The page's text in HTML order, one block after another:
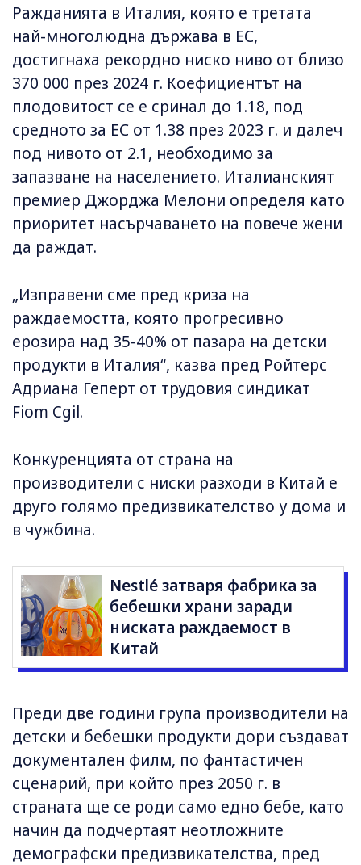
Ражданията в Италия, която е третата
най-многолюдна държава в ЕС,
достигнаха рекордно ниско ниво от близо
370 000 през 2024 г. Коефициентът на
плодовитост се е сринал до 1.18, под
средното за ЕС от 1.38 през 2023 г. и далеч
под нивото от 2.1, необходимо за
запазване на населението. Италианският
премиер Джорджа Мелони определя като
приоритет насърчаването на повече жени
да раждат.
„Изправени сме пред криза на
раждаемостта, която прогресивно
ерозира над 35-40% от пазара на детски
продукти в Италия“, казва пред Ройтерс
Адриана Геперт от трудовия синдикат
Fiom Cgil.
Конкуренцията от страна на
производители с ниски разходи в Китай е
друго голямо предизвикателство у дома и
в чужбина.
Nestlé затваря фабрика за
бебешки храни заради
ниската раждаемост в
Китай
Преди две години група производители на
детски и бебешки продукти дори създават
документален филм, по фантастичен
сценарий, при който през 2050 г. в
страната ще се роди само едно бебе, като
начин да подчертаят неотложните
демографски предизвикателства, пред